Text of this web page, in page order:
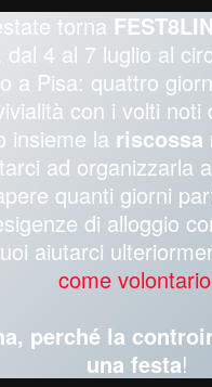
torna
dal 4 al 7 luglio al
a Pisa: quattro
con i volti noti
insieme la riscossa
ad organizzarla
quanti giorni
di alloggio
aiutarci
come volontario
perché la
una festa!